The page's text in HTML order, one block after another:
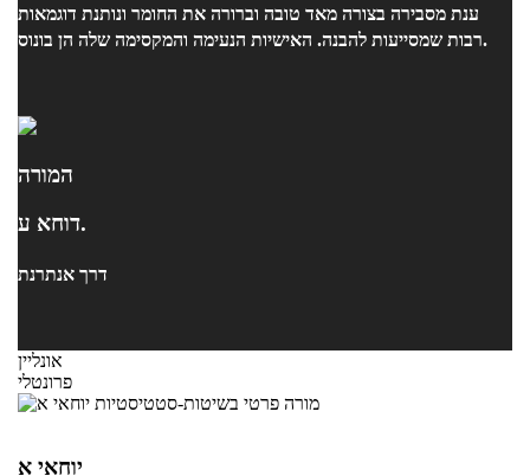
ענת מסבירה בצורה מאד טובה וברורה את החומר ונותנת דוגמאות
רבות שמסייעות להבנה. האישיות הנעימה והמקסימה שלה הן בונוס.
המורה
דוחא ע.
דרך אנתרנת
אונליין
פרונטלי
יוחאי א